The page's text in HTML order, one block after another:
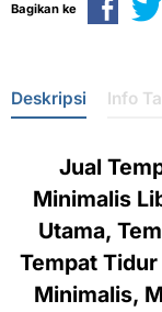
Bagikan ke
Deskripsi Info
Jual
Minimalis
Utama,
Tempat
Minimalis,